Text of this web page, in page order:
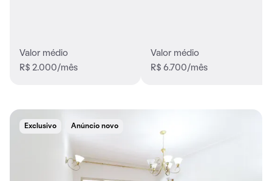
Valor médio
R$ 2.000/mês
Valor médio
R$ 6.700/mês
Exclusivo Anúncio novo